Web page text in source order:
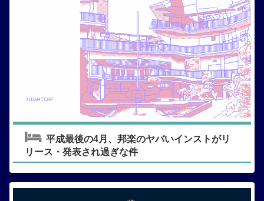
平成最後の4月、邦楽のヤバいインストがリ
リース・発表され過ぎな件